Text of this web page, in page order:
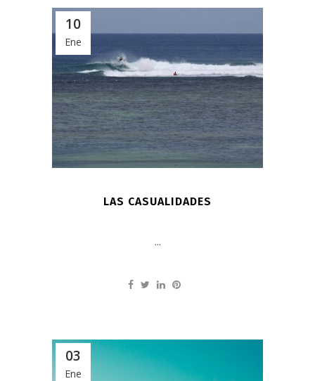
10
Ene
LAS CASUALIDADES
...
03
Ene